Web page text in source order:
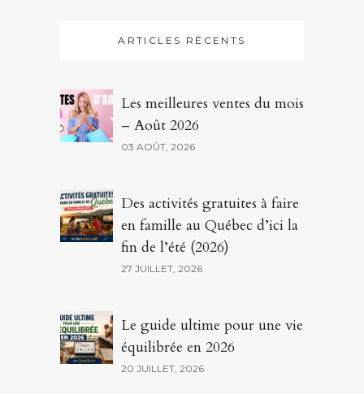
ARTICLES RÉCENTS
Les meilleures ventes du mois
– Août 2026
03 AOÛT, 2026
Des activités gratuites à faire
en famille au Québec d’ici la
fin de l’été (2026)
27 JUILLET, 2026
Le guide ultime pour une vie
équilibrée en 2026
20 JUILLET, 2026